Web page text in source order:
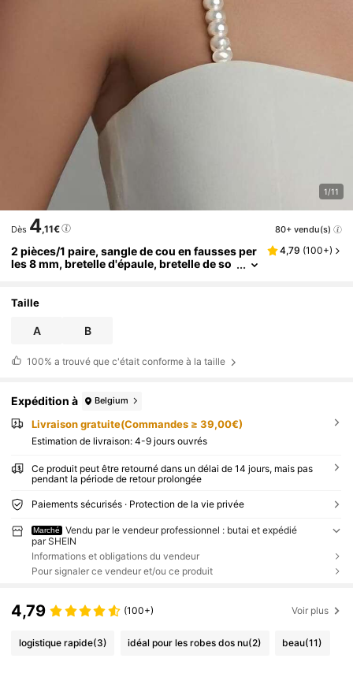
1/11
Dès 4,11€ 80+ vendu(s)
2 pièces/1 paire, sangle de cou en fausses per
les 8 mm, bretelle d'épaule, bretelle de so
aut de gamme avec strass et fausses perles, b
4,79 (100+)
Taille
A B
100% a trouvé que c'était conforme à la taille
Expédition à Belgium
Livraison gratuite(Commandes ≥ 39,00€)
Estimation de livraison: 4-9 jours ouvrés
Ce produit peut être retourné dans un délai de 14 jours, mais pas
pendant la période de retour prolongée
Paiements sécurisés · Protection de la vie privée
Marché
Vendu par le vendeur professionnel : butai et expédié
par SHEIN
Informations et obligations du vendeur
Pour signaler ce vendeur et/ou ce produit
4,79 (100+) Voir plus
logistique rapide(3) idéal pour les robes dos nu(2) beau(11)